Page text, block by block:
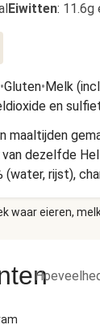
Eiwitten: 11.6g
•Gluten•Melk
en
maaltijden
dezelfde
rijst),
wijn, KAAS
look,
1) verwarm
waar eieren,